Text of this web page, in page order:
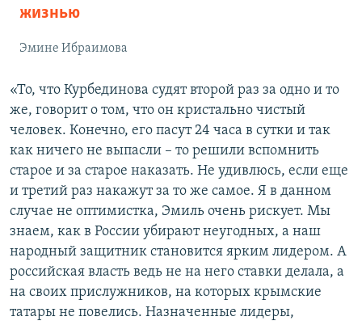
жизнью
Эмине Ибраимова
«То, что Курбединова судят второй раз за одно и то
же, говорит о том, что он кристально чистый
человек. Конечно, его пасут 24 часа в сутки и так
как ничего не выпасли – то решили вспомнить
старое и за старое наказать. Не удивлюсь, если еще
и третий раз накажут за то же самое. Я в данном
случае не оптимистка, Эмиль очень рискует. Мы
знаем, как в России убирают неугодных, а наш
народный защитник становится ярким лидером. А
российская власть ведь не на него ставки делала, а
на своих прислужников, на которых крымские
татары не повелись. Назначенные лидеры,